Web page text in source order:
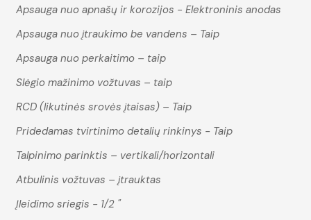
Apsauga nuo apnašų ir korozijos - Elektroninis anodas
Apsauga nuo įtraukimo be vandens – Taip
Apsauga nuo perkaitimo – taip
Slėgio mažinimo vožtuvas – taip
RCD (likutinės srovės įtaisas) – Taip
Pridedamas tvirtinimo detalių rinkinys - Taip
Talpinimo parinktis – vertikali/horizontali
Atbulinis vožtuvas – įtrauktas
Įleidimo sriegis - 1/2 "